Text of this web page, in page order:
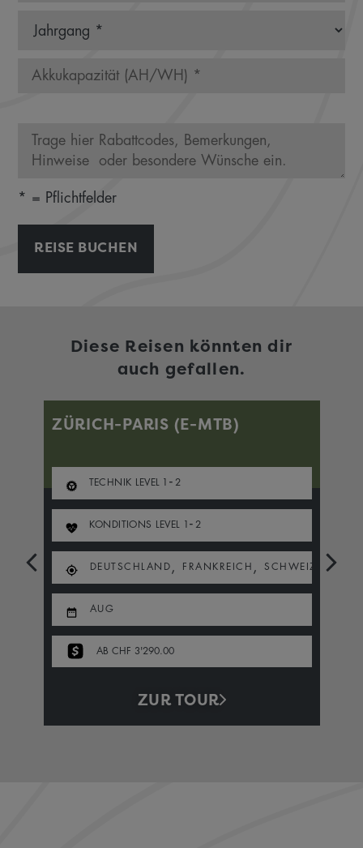
* = Pflichtfelder
REISE BUCHEN
Diese Reisen könnten dir
auch gefallen.
ZÜRICH-PARIS (E-MTB)
TECHNIK LEVEL - 2
KONDITIONS LEVEL 1- 2
DEUTSCHLAND , FRANKREICH , SCHWEIZ
AUG
AB CHF 3'290.00
ZUR TOUR